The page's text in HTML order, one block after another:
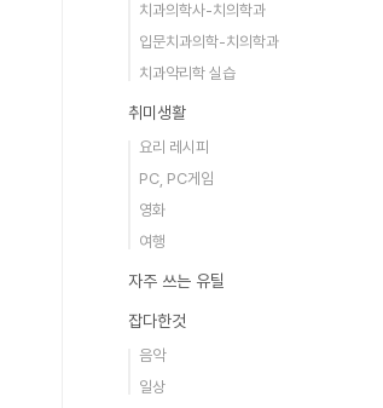
치과의학사-치의학과
입문치과의학-치의학과
치과약리학 실습
취미생활
요리 레시피
PC, PC게임
영화
여행
자주 쓰는 유틸
잡다한것
음악
일상